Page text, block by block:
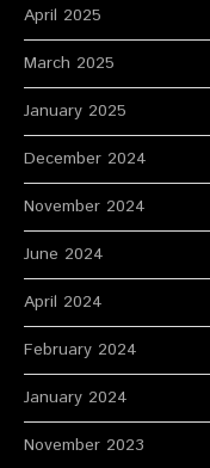
April 2025
March 2025
January 2025
December 2024
November 2024
June 2024
April 2024
February 2024
January 2024
November 2023